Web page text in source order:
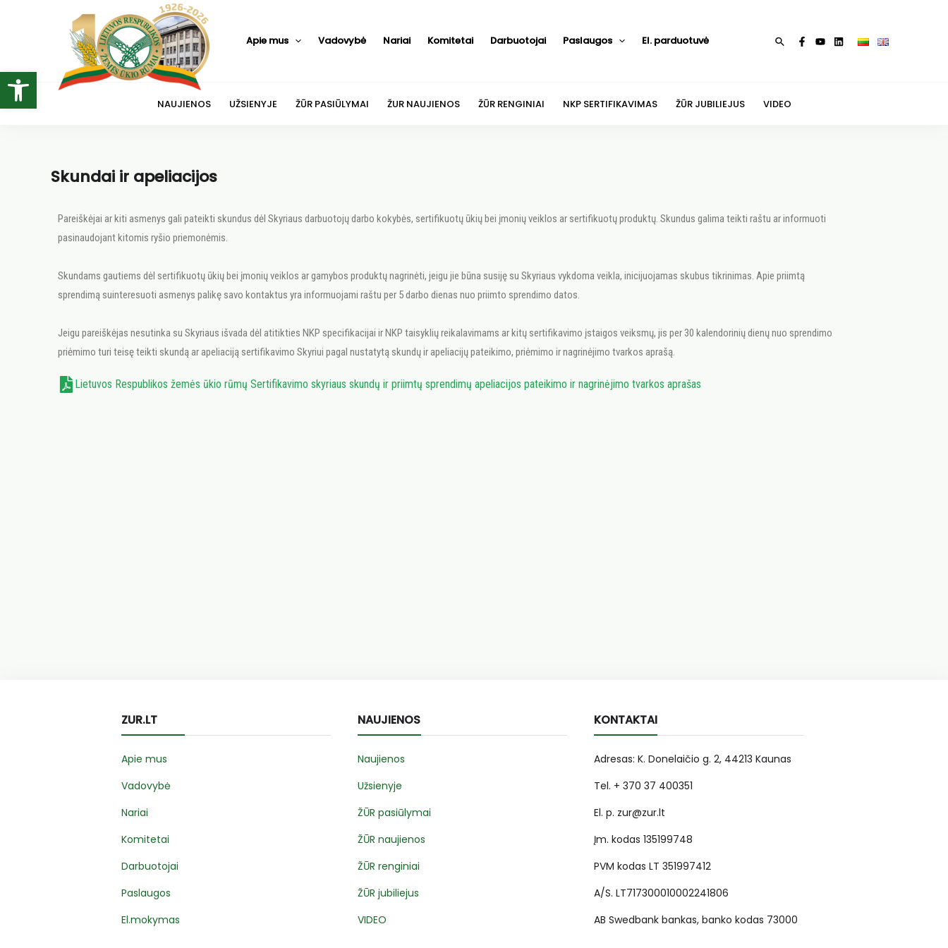
Open toolbar
Apie mus Vadovybė Nariai Komitetai Darbuotojai Paslaugos El. parduotuvė
NAUJIENOS UŽSIENYJE ŽŪR PASIŪLYMAI ŽUR NAUJIENOS ŽŪR RENGINIAI NKP SERTIFIKAVIMAS ŽŪR JUBILIEJUS VIDEO
Skundai ir apeliacijos
Pareiškėjai ar kiti asmenys gali pateikti skundus dėl Skyriaus darbuotojų darbo kokybės, sertifikuotų ūkių bei įmonių veiklos ar sertifikuotų produktų. Skundus galima teikti raštu ar informuoti
pasinaudojant kitomis ryšio priemonėmis.
Skundams gautiems dėl sertifikuotų ūkių bei įmonių veiklos ar gamybos produktų nagrinėti, jeigu jie būna susiję su Skyriaus vykdoma veikla, inicijuojamas skubus tikrinimas. Apie priimtą
sprendimą suinteresuoti asmenys palikę savo kontaktus yra informuojami raštu per 5 darbo dienas nuo priimto sprendimo datos.
Jeigu pareiškėjas nesutinka su Skyriaus išvada dėl atitikties NKP specifikacijai ir NKP taisyklių reikalavimams ar kitų sertifikavimo įstaigos veiksmų, jis per 30 kalendorinių dienų nuo sprendimo
priėmimo turi teisę teikti skundą ar apeliaciją sertifikavimo Skyriui pagal nustatytą skundų ir apeliacijų pateikimo, priėmimo ir nagrinėjimo tvarkos aprašą.
Lietuvos Respublikos žemės ūkio rūmų Sertifikavimo skyriaus skundų ir priimtų sprendimų apeliacijos pateikimo ir nagrinėjimo tvarkos aprašas
ZUR.LT
Apie mus
Vadovybė
Nariai
Komitetai
Darbuotojai
Paslaugos
El.mokymas
NAUJIENOS
Naujienos
Užsienyje
ŽŪR pasiūlymai
ŽŪR naujienos
ŽŪR renginiai
ŽŪR jubiliejus
VIDEO
KONTAKTAI
Adresas: K. Donelaičio g. 2, 44213 Kaunas
Tel. + 370 37 400351
El. p. zur@zur.lt
Įm. kodas 135199748
PVM kodas LT 351997412
A/S. LT717300010002241806
AB Swedbank bankas, banko kodas 73000